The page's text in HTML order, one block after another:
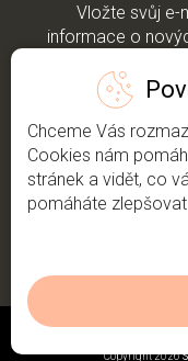
Chceme Vás
Cookies nám
stránek a vidět, co
pomáháte
Vložte svůj e-
informace o
*Vložením e-
Copyright 2026